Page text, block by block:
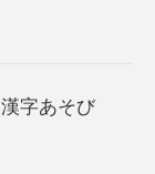
字あそび